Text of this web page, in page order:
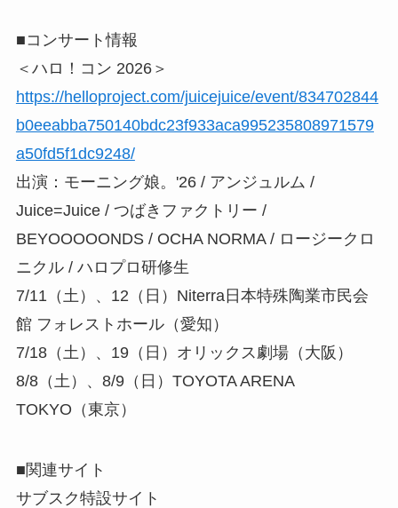
■コンサート情報
＜ハロ！コン 2026＞
https://helloproject.com/juicejuice/event/834702844
b0eeabba750140bdc23f933aca995235808971579
a50fd5f1dc9248/
出演：モーニング娘。'26 / アンジュルム /
Juice=Juice / つばきファクトリー /
BEYOOOOONDS / OCHA NORMA / ロージークロ
ニクル / ハロプロ研修生
7/11（土）、12（日）Niterra日本特殊陶業市民会
館 フォレストホール（愛知）
7/18（土）、19（日）オリックス劇場（大阪）
8/8（土）、8/9（日）TOYOTA ARENA
TOKYO（東京）
■関連サイト
サブスク特設サイト